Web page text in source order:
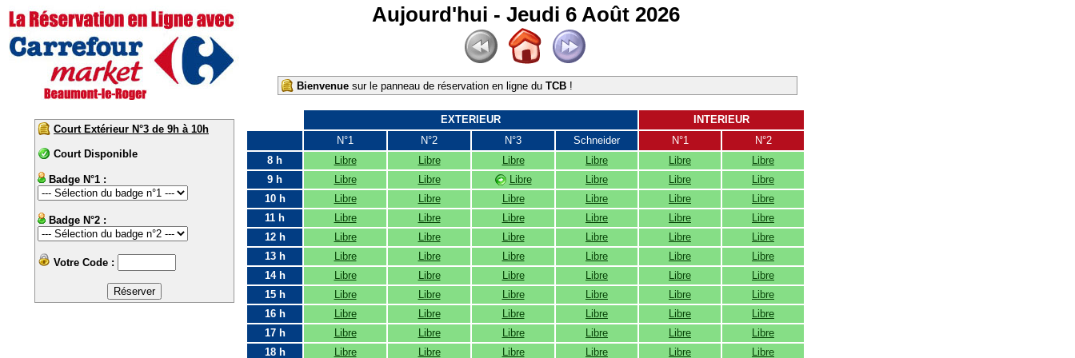
Aujourd'hui - Jeudi 6 Août 2026
Bienvenue sur le panneau de réservation en ligne du TCB !
Court Extérieur N°3 de 9h à 10h
Court Disponible
Badge N°1 :
Badge N°2 :
Votre Code :
EXTERIEUR
INTERIEUR
N°1
N°2 N°3 Schneider N°1
N°2
8 h
Libre Libre Libre Libre Libre
Libre
9 h
Libre Libre Libre Libre Libre
Libre
10 h
Libre Libre Libre Libre Libre
Libre
11 h
Libre Libre Libre Libre Libre
Libre
12 h
Libre Libre Libre Libre Libre
Libre
13 h
Libre Libre Libre Libre Libre
Libre
14 h
Libre Libre Libre Libre Libre
Libre
15 h
Libre Libre Libre Libre Libre
Libre
16 h
Libre Libre Libre Libre Libre
Libre
17 h
Libre Libre Libre Libre Libre
Libre
18 h
Libre Libre Libre Libre Libre
Libre